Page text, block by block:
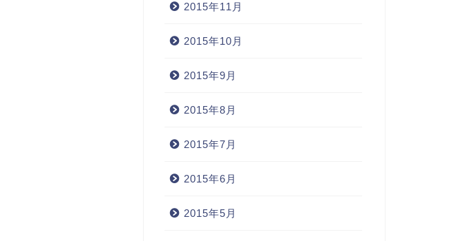
2015年11月
2015年10月
2015年9月
2015年8月
2015年7月
2015年6月
2015年5月